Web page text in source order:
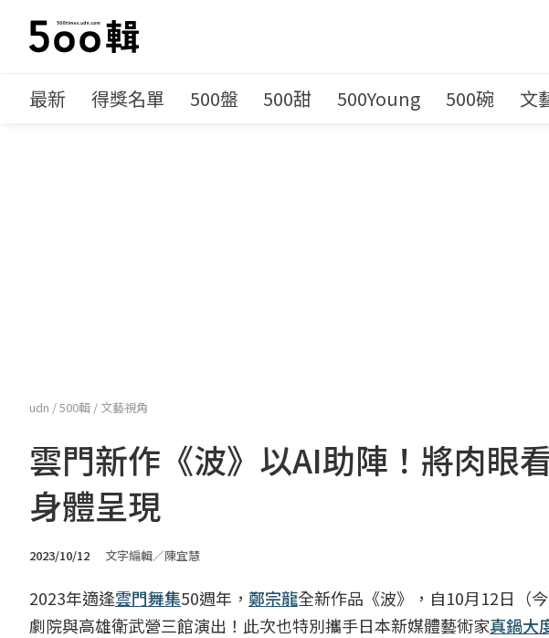
最新 得獎名單 500盤 500甜 500Young 500碗 文
udn /500輯 / 文藝視角
雲門新作《波》以AI助陣！將肉眼
身體呈現
2023/10/12 文字編輯／陳宜慧
2023年適逢雲門舞集50週年， 鄭宗龍全新作品《波》，自10月12日（
劇院與高雄衛武營三館演出！此次也特別攜手日本新媒體藝術家真鍋大